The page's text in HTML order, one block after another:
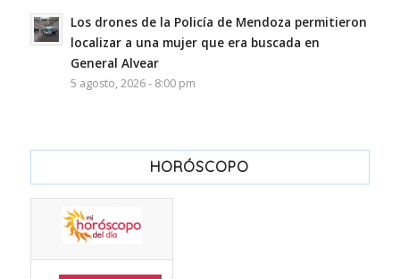
Los drones de la Policía de Mendoza permitieron
localizar a una mujer que era buscada en
General Alvear
5 agosto, 2026 - 8:00 pm
HORÓSCOPO